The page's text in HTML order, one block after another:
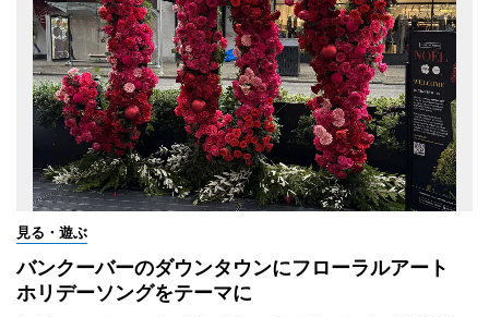
見る・遊ぶ
バンクーバーのダウンタウンにフローラルアート
ホリデーソングをテーマに